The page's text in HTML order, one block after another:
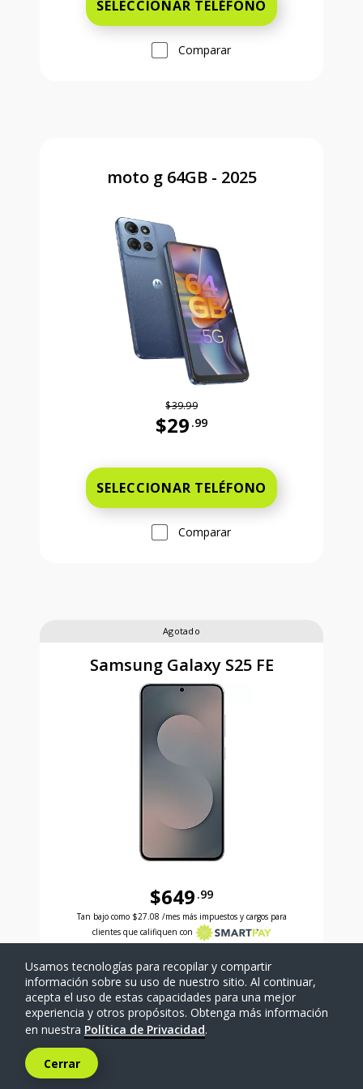
SELECCIONAR TELÉFONO
Comparar
moto g 64GB - 2025
$39.99
$29 .99
SELECCIONAR TELÉFONO
Comparar
Agotado
Samsung Galaxy S25 FE
$649 .99
Antes el precio era 649 dollars and 99 cents
Tan bajo como $27.08 /mes más impuestos y cargos para
clientes que califiquen con
SELECCIONAR TELÉFONO
Comparar
Usamos tecnologías para recopilar y compartir
información sobre su uso de nuestro sitio. Al continuar,
acepta el uso de estas capacidades para una mejor
experiencia y otros propósitos. Obtenga más información
en nuestra Política de Privacidad.
Cerrar